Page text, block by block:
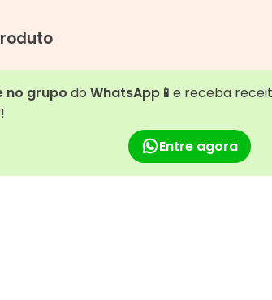
no grupo do WhatsApp📱 e receba
Entre agora